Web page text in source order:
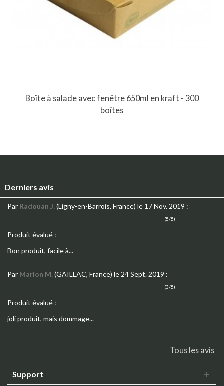
Boîte à salade avec fenêtre 650ml en kraft - 300
boîtes
Derniers avis
Par Radouan J.(Ligny-en-Barrois, France) le 17 Nov. 2019 :
(5/5)
Produit évalué :
Bon produit, facile à...
Par Marion M.(GAILLAC, France) le 24 Sept. 2019 :
(3/5)
Produit évalué :
joli produit, mais dommage...
Tous les avis
Support